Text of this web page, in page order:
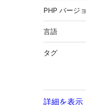
PHP バージ
言語
タグ
詳細を表示